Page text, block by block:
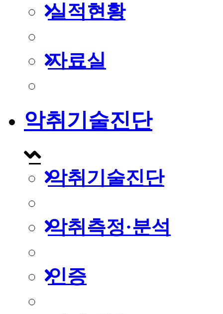
실적현황
자료실
악취기술진단
악취기술진단
악취측정·분석
인증